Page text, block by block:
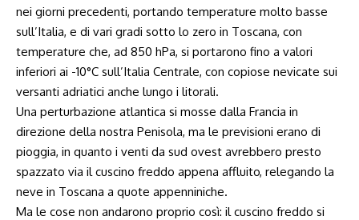
nei giorni precedenti, portando temperature molto basse
sull’Italia, e di vari gradi sotto lo zero in Toscana, con
temperature che, ad 850 hPa, si portarono fino a valori
inferiori ai -10°C sull’Italia Centrale, con copiose nevicate sui
versanti adriatici anche lungo i litorali.
Una perturbazione atlantica si mosse dalla Francia in
direzione della nostra Penisola, ma le previsioni erano di
pioggia, in quanto i venti da sud ovest avrebbero presto
spazzato via il cuscino freddo appena affluito, relegando la
neve in Toscana a quote appenniniche.
Ma le cose non andarono proprio così: il cuscino freddo si